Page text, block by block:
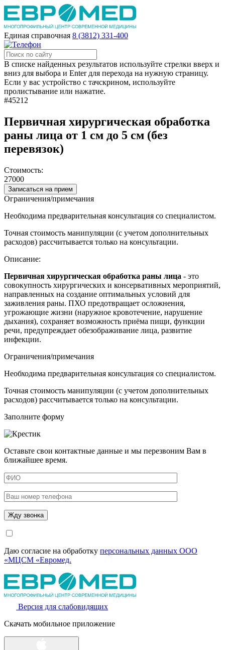
Единая справочная 8 (3812) 331-400
В списке найденных результатов используйте стрелки вверх и
вниз для выбора и Enter для перехода на нужную страницу.
Если у вас устройство с тачскрином, используйте
пролистывание или нажатие.
#45212
Первичная хирургическая обработка
раны лица от 1 см до 5 см (без
перевязок)
Стоимость:
27000
Записаться на прием
Ограничения/примечания
Необходима предварительная консультация со специалистом.
Точная стоимость манипуляции (с учетом дополнительных
расходов) рассчитывается только на консультации.
Описание:
Первичная хирургическая обработка раны лица - это
совокупность хирургических и консервативных мероприятий,
направленных на создание оптимальных условий для
заживления раны. ПХО предотвращает осложнения,
угрожающие жизни (наружное кровотечение, нарушение
дыхания), сохраняет возможность приёма пищи, функции
речи, предупреждает обезображивание лица, развитие
инфекции.
Ограничения/примечания
Необходима предварительная консультация со специалистом.
Точная стоимость манипуляции (с учетом дополнительных
расходов) рассчитывается только на консультации.
Заполните форму
Оставьте свои контактные данные и мы перезвоним Вам в
ближайшее время.
Даю согласие на обработку персональных данных ООО
«МЦСМ «Евромед.
Версия для слабовидящих
Скачать мобильное приложение